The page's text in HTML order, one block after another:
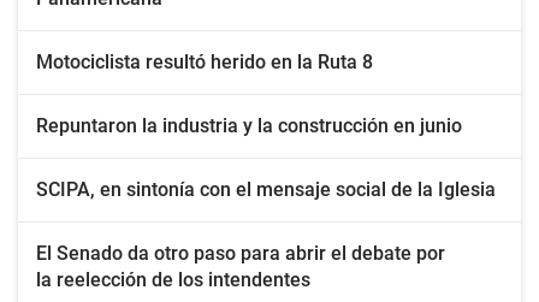
Motociclista resultó herido en la Ruta 8
Repuntaron la industria y la construcción en junio
SCIPA, en sintonía con el mensaje social de la Iglesia
El Senado da otro paso para abrir el debate por
la reelección de los intendentes